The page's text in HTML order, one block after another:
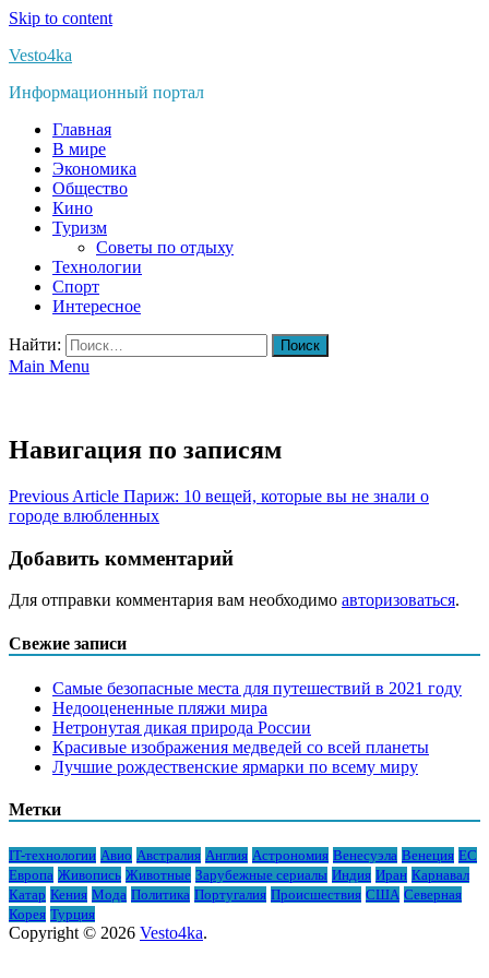
Skip to content
Vesto4ka
Информационный портал
Главная
В мире
Экономика
Общество
Кино
Туризм
Советы по отдыху
Технологии
Спорт
Интересное
Найти:
Main Menu
Навигация по записям
Previous Article Париж: 10 вещей, которые вы не знали о
городе влюбленных
Добавить комментарий
Для отправки комментария вам необходимо авторизоваться.
Свежие записи
Самые безопасные места для путешествий в 2021 году
Недооцененные пляжи мира
Нетронутая дикая природа России
Красивые изображения медведей со всей планеты
Лучшие рождественские ярмарки по всему миру
Метки
IT-технологии Авио Австралия Англия Астрономия Венесуэла Венеция ЕС
Европа Живопись Животные Зарубежные сериалы Индия Иран Карнавал
Катар Кения Мода Политика Португалия Происшествия США Северная
Корея Турция
Copyright © 2026 Vesto4ka.